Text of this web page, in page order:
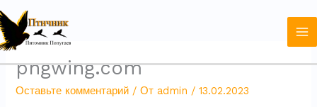
к
содержимому
pngwing.com
Оставьте комментарий / От admin /13.02.2023